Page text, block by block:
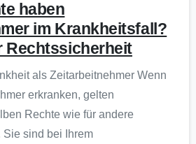
haben
im Krankheitsfall?
Rechtssicherheit
als Zeitarbeitnehmer Wenn
erkranken, gelten
Rechte wie für andere
sind bei Ihrem